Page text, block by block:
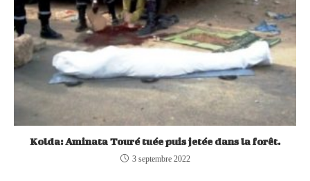
Kolda: Aminata Touré tuée puis jetée dans la forêt.
3 septembre 2022